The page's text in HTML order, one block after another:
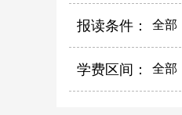
报读条件： 全部
学费区间： 全部